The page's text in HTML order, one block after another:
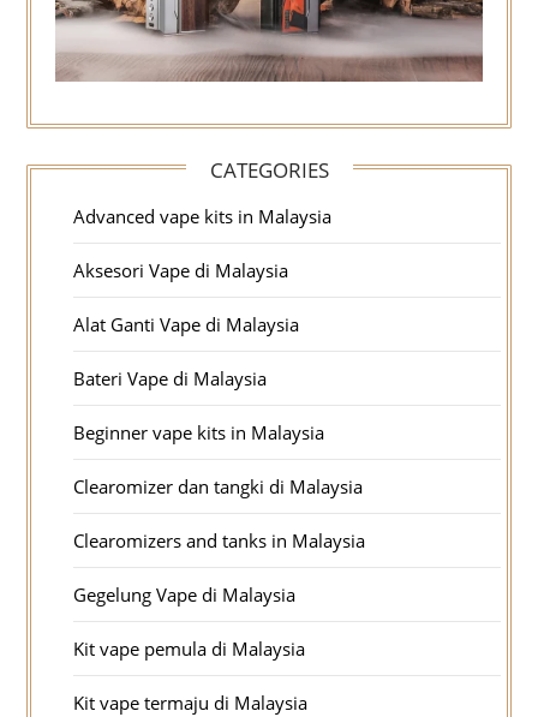
CATEGORIES
Advanced vape kits in Malaysia
Aksesori Vape di Malaysia
Alat Ganti Vape di Malaysia
Bateri Vape di Malaysia
Beginner vape kits in Malaysia
Clearomizer dan tangki di Malaysia
Clearomizers and tanks in Malaysia
Gegelung Vape di Malaysia
Kit vape pemula di Malaysia
Kit vape termaju di Malaysia